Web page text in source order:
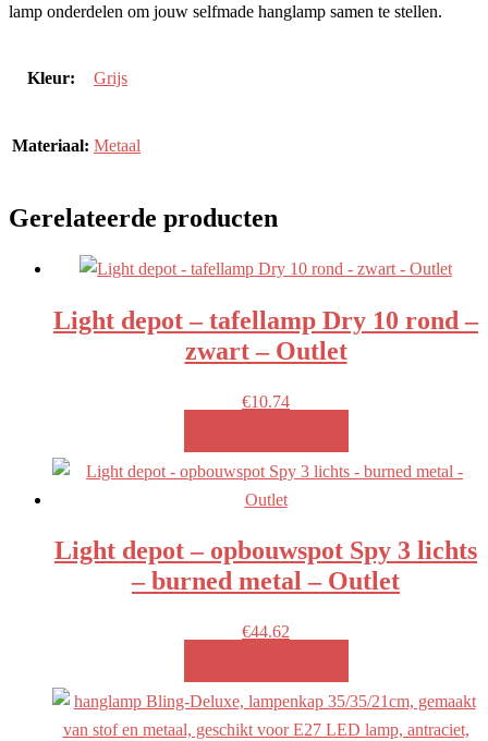
lamp onderdelen om jouw selfmade hanglamp samen te stellen.
Kleur: Grijs
Materiaal: Metaal
Gerelateerde producten
Light depot – tafellamp Dry 10 rond –
zwart – Outlet
€10.74
Light depot – opbouwspot Spy 3 lichts
– burned metal – Outlet
€44.62